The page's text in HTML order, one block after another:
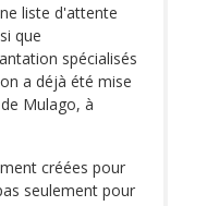
liste d'attente
que
spécialisés
a déjà été mise
Mulago, à
créées pour
seulement pour